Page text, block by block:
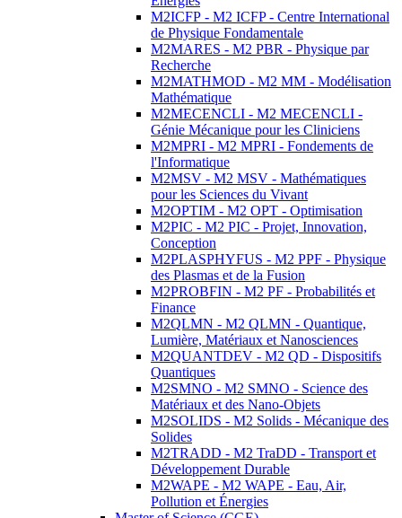
M2ICFP - M2 ICFP - Centre International
de Physique Fondamentale
M2MARES - M2 PBR - Physique par
Recherche
M2MATHMOD - M2 MM - Modélisation
Mathématique
M2MECENCLI - M2 MECENCLI -
Génie Mécanique pour les Cliniciens
M2MPRI - M2 MPRI - Fondements de
l'Informatique
M2MSV - M2 MSV - Mathématiques
pour les Sciences du Vivant
M2OPTIM - M2 OPT - Optimisation
M2PIC - M2 PIC - Projet, Innovation,
Conception
M2PLASPHYFUS - M2 PPF - Physique
des Plasmas et de la Fusion
M2PROBFIN - M2 PF - Probabilités et
Finance
M2QLMN - M2 QLMN - Quantique,
Lumière, Matériaux et Nanosciences
M2QUANTDEV - M2 QD - Dispositifs
Quantiques
M2SMNO - M2 SMNO - Science des
Matériaux et des Nano-Objets
M2SOLIDS - M2 Solids - Mécanique des
Solides
M2TRADD - M2 TraDD - Transport et
Développement Durable
M2WAPE - M2 WAPE - Eau, Air,
Pollution et Énergies